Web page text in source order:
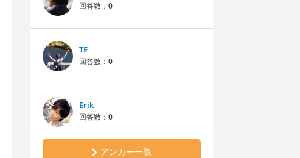
回答数： 0
TE
回答数： 0
Erik
回答数： 0
アンカー一覧